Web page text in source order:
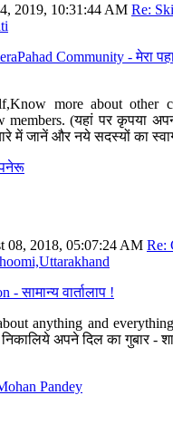
2019, 10:31:44 AM Re:
Community - मेरा
more about other
members. (यहां पर कृपया
में जानें और नये सदस्यों का
08, 2018, 05:07:24 AM Re:
सामान्य वार्तालाप !
anything and
अपने दिल का गुबार -
Pandey